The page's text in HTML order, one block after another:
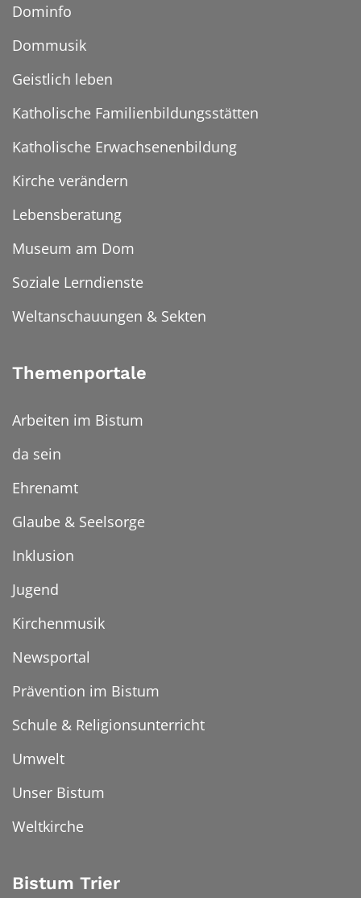
Dominfo
Dommusik
Geistlich leben
Katholische Familienbildungsstätten
Katholische Erwachsenenbildung
Kirche verändern
Lebensberatung
Museum am Dom
Soziale Lerndienste
Weltanschauungen & Sekten
Themenportale
Arbeiten im Bistum
da sein
Ehrenamt
Glaube & Seelsorge
Inklusion
Jugend
Kirchenmusik
Newsportal
Prävention im Bistum
Schule & Religionsunterricht
Umwelt
Unser Bistum
Weltkirche
Bistum Trier